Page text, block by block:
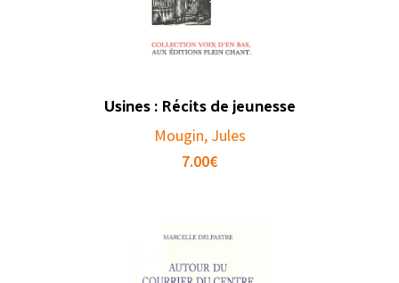
Usines : Récits de jeunesse
Mougin, Jules
7.00€